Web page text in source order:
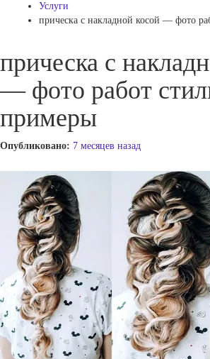
Услуги
прическа с накладной косой — фото
прическа с
— фото работ
примеры
Опубликовано: 7 месяцев назад